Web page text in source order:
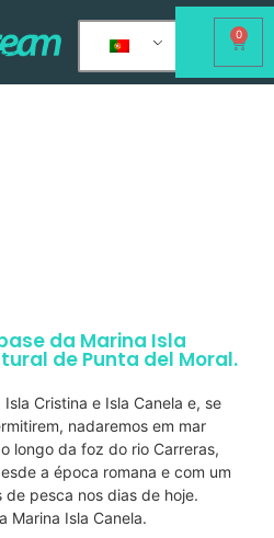
0
da Marina Isla
de Punta del Moral.
Cristina e Isla Canela e, se
nadaremos em mar
longo da foz do rio Carreras,
a época romana e com um
pesca nos dias de hoje.
Marina Isla Canela.